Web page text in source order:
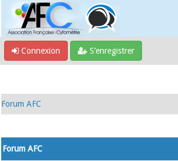
Connexion S’enregistrer
Forum AFC
Forum AFC